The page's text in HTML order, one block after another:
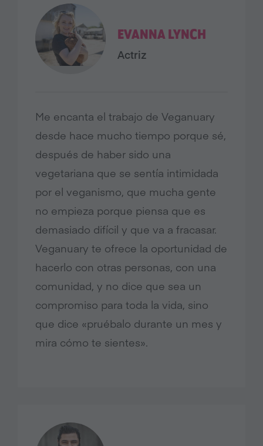
EVANNA LYNCH
Actriz
Me encanta el trabajo de Veganuary
desde hace mucho tiempo porque sé,
después de haber sido una
vegetariana que se sentía intimidada
por el veganismo, que mucha gente
no empieza porque piensa que es
demasiado difícil y que va a fracasar.
Veganuary te ofrece la oportunidad de
hacerlo con otras personas, con una
comunidad, y no dice que sea un
compromiso para toda la vida, sino
que dice «pruébalo durante un mes y
mira cómo te sientes».